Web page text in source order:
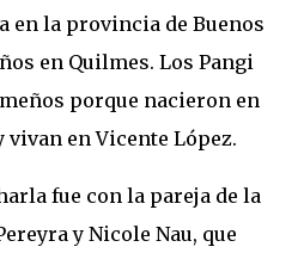
en la provincia de Buenos
en Quilmes. Los Pangi
porque nacieron en
vivan en Vicente López.
fue con la pareja de la
y Nicole Nau, que